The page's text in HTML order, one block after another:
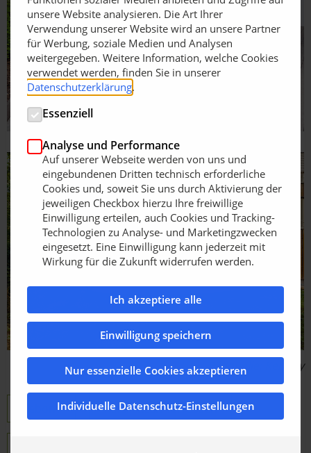
Bildquelle: Kebony
Kebony Referenzen Terrassen
unsere Website analysieren. Die Art Ihrer
Verwendung unserer Website wird an unsere Partner
für Werbung, soziale Medien und Analysen
weitergegeben. Weitere Information, welche Cookies
verwendet werden, finden Sie in unserer
Datenschutzerklärung.
Essenziell
Analyse und Performance
Auf unserer Webseite werden von uns und
eingebundenen Dritten technisch erforderliche
Cookies und, soweit Sie uns durch Aktivierung der
jeweiligen Checkbox hierzu Ihre freiwillige
Einwilligung erteilen, auch Cookies und Tracking-
Technologien zu Analyse- und Marketingzwecken
eingesetzt. Eine Einwilligung kann jederzeit mit
Wirkung für die Zukunft widerrufen werden.
Ich akzeptiere alle
Einwilligung speichern
Nur essenzielle Cookies akzeptieren
Individuelle Datenschutz-Einstellungen